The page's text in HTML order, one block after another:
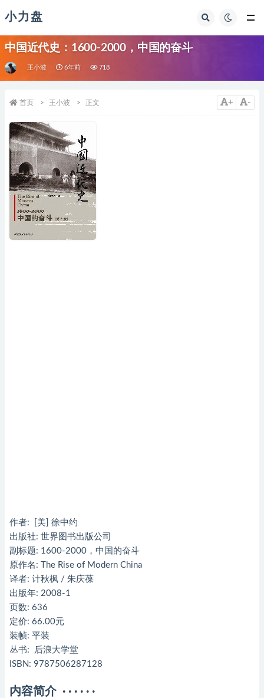
小力盘
中国近代史：1600-2000，中国的奋斗
王小波 6年前 718
+ -
首页 王小波 正文
作者: [美] 徐中约
出版社: 世界图书出版公司
副标题: 1600-2000，中国的奋斗
原作名: The Rise of Modern China
译者: 计秋枫 / 朱庆葆
出版年: 2008-1
页数: 636
定价: 66.00元
装帧: 平装
丛书: 后浪大学堂
ISBN: 9787506287128
内容简介 · · · · · ·